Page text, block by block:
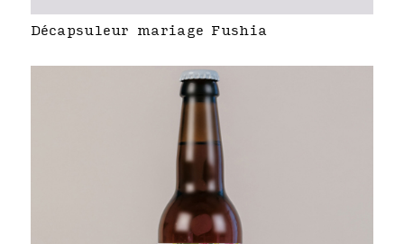
Décapsuleur mariage Fushia